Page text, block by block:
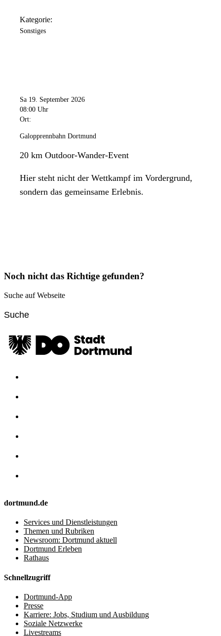
Kategorie:
Sonstiges
Sa 19. September 2026
08:00 Uhr
Ort:
Galopprennbahn Dortmund
20 km Outdoor-Wander-Event
Hier steht nicht der Wettkampf im Vordergrund,
sondern das gemeinsame Erlebnis.
Noch nicht das Richtige gefunden?
Suche auf Webseite
dortmund.de
Services und Dienstleistungen
Themen und Rubriken
Newsroom: Dortmund aktuell
Dortmund Erleben
Rathaus
Schnellzugriff
Dortmund-App
Presse
Karriere: Jobs, Studium und Ausbildung
Soziale Netzwerke
Livestreams